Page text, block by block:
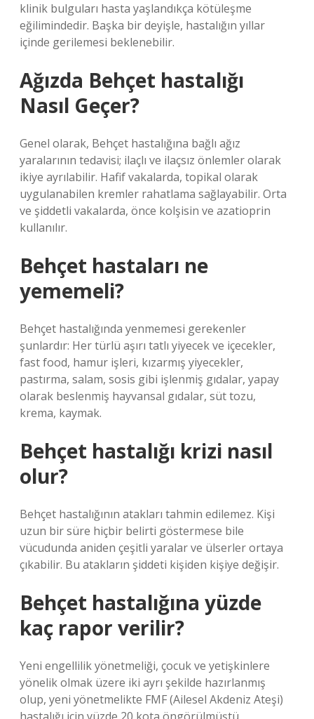
klinik bulguları hasta yaşlandıkça kötüleşme
eğilimindedir. Başka bir deyişle, hastalığın yıllar
içinde gerilemesi beklenebilir.
Ağızda Behçet hastalığı
Nasıl Geçer?
Genel olarak, Behçet hastalığına bağlı ağız
yaralarının tedavisi; ilaçlı ve ilaçsız önlemler olarak
ikiye ayrılabilir. Hafif vakalarda, topikal olarak
uygulanabilen kremler rahatlama sağlayabilir. Orta
ve şiddetli vakalarda, önce kolşisin ve azatioprin
kullanılır.
Behçet hastaları ne
yememeli?
Behçet hastalığında yenmemesi gerekenler
şunlardır: Her türlü aşırı tatlı yiyecek ve içecekler,
fast food, hamur işleri, kızarmış yiyecekler,
pastırma, salam, sosis gibi işlenmiş gıdalar, yapay
olarak beslenmiş hayvansal gıdalar, süt tozu,
krema, kaymak.
Behçet hastalığı krizi nasıl
olur?
Behçet hastalığının atakları tahmin edilemez. Kişi
uzun bir süre hiçbir belirti göstermese bile
vücudunda aniden çeşitli yaralar ve ülserler ortaya
çıkabilir. Bu atakların şiddeti kişiden kişiye değişir.
Behçet hastalığına yüzde
kaç rapor verilir?
Yeni engellilik yönetmeliği, çocuk ve yetişkinlere
yönelik olmak üzere iki ayrı şekilde hazırlanmış
olup, yeni yönetmelikte FMF (Ailesel Akdeniz Ateşi)